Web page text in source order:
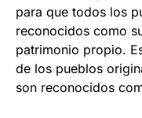
para que todos los
reconocidos como
patrimonio propio.
de los pueblos
son reconocidos